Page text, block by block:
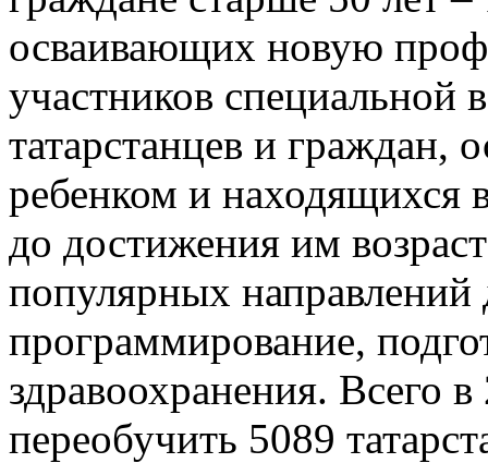
осваивающих новую
участников специальной
татарстанцев и граждан,
ребенком и находящихся
до достижения им
популярных направлений
программирование,
здравоохранения. Всего
переобучить 5089